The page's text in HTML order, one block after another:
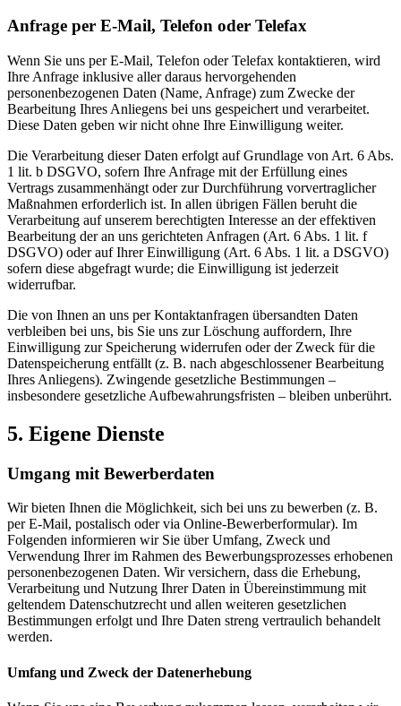
Anfrage per E-Mail, Telefon oder Telefax
Wenn Sie uns per E-Mail, Telefon oder Telefax kontaktieren, wird
Ihre Anfrage inklusive aller daraus hervorgehenden
personenbezogenen Daten (Name, Anfrage) zum Zwecke der
Bearbeitung Ihres Anliegens bei uns gespeichert und verarbeitet.
Diese Daten geben wir nicht ohne Ihre Einwilligung weiter.
Die Verarbeitung dieser Daten erfolgt auf Grundlage von Art. 6 Abs.
1 lit. b DSGVO, sofern Ihre Anfrage mit der Erfüllung eines
Vertrags zusammenhängt oder zur Durchführung vorvertraglicher
Maßnahmen erforderlich ist. In allen übrigen Fällen beruht die
Verarbeitung auf unserem berechtigten Interesse an der effektiven
Bearbeitung der an uns gerichteten Anfragen (Art. 6 Abs. 1 lit. f
DSGVO) oder auf Ihrer Einwilligung (Art. 6 Abs. 1 lit. a DSGVO)
sofern diese abgefragt wurde; die Einwilligung ist jederzeit
widerrufbar.
Die von Ihnen an uns per Kontaktanfragen übersandten Daten
verbleiben bei uns, bis Sie uns zur Löschung auffordern, Ihre
Einwilligung zur Speicherung widerrufen oder der Zweck für die
Datenspeicherung entfällt (z. B. nach abgeschlossener Bearbeitung
Ihres Anliegens). Zwingende gesetzliche Bestimmungen –
insbesondere gesetzliche Aufbewahrungsfristen – bleiben unberührt.
5. Eigene Dienste
Umgang mit Bewerberdaten
Wir bieten Ihnen die Möglichkeit, sich bei uns zu bewerben (z. B.
per E-Mail, postalisch oder via Online-Bewerberformular). Im
Folgenden informieren wir Sie über Umfang, Zweck und
Verwendung Ihrer im Rahmen des Bewerbungsprozesses erhobenen
personenbezogenen Daten. Wir versichern, dass die Erhebung,
Verarbeitung und Nutzung Ihrer Daten in Übereinstimmung mit
geltendem Datenschutzrecht und allen weiteren gesetzlichen
Bestimmungen erfolgt und Ihre Daten streng vertraulich behandelt
werden.
Umfang und Zweck der Datenerhebung